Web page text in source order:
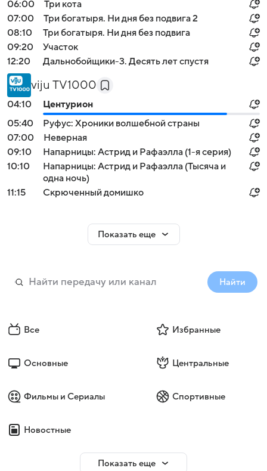
06:00
Три кота
07:00
Три богатыря. Ни дня без подвига 2
08:10
Три богатыря. Ни дня без подвига
09:20
Участок
12:20
Дальнобойщики-3. Десять лет спустя
viju TV1000
04:10
Центурион
05:40
Руфус: Хроники волшебной страны
07:00
Неверная
09:10
Напарницы: Астрид и Рафаэлла (1-я серия)
10:10
Напарницы: Астрид и Рафаэлла (Тысяча и
одна ночь)
11:15
Скрюченный домишко
Показать еще
Найти
Все Избранные
Основные Центральные
Фильмы и Сериалы Спортивные
Новостные
Показать еще